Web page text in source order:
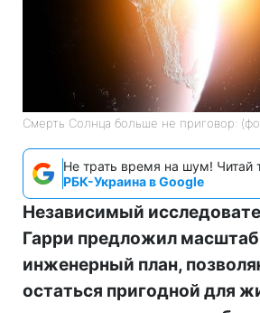
Смерть Солнца больше не приговор:
Не трать время на шум! Читай
РБК-Украина в Google
Независимый
Гарри предложил
инженерный план,
остаться пригодной для